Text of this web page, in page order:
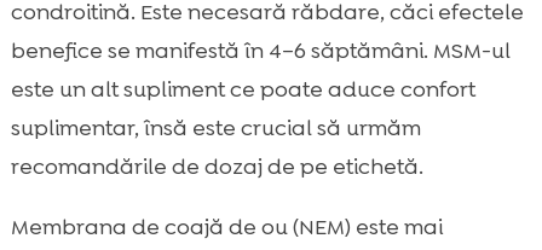
condroitină. Este necesară răbdare, căci efectele
benefice se manifestă în 4–6 săptămâni. MSM-ul
este un alt supliment ce poate aduce confort
suplimentar, însă este crucial să urmăm
recomandările de dozaj de pe etichetă.
Membrana de coajă de ou (NEM) este mai